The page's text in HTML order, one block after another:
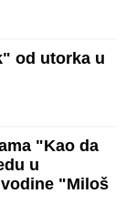
od utorka u
"Kao da
u
"Miloš